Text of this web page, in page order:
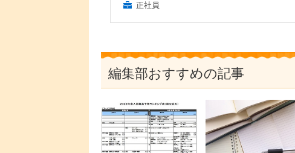
正社員
編集部おすすめの記事